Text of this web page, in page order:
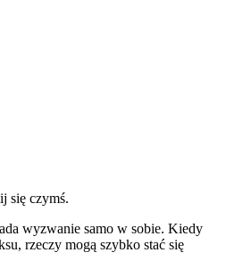
się czymś.
wyzwanie samo w sobie. Kiedy
rzeczy mogą szybko stać się